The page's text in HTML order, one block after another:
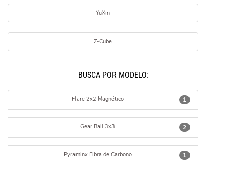
YuXin
Z-Cube
BUSCÁ POR MODELO:
1
Flare 2x2 Magnético
2
Gear Ball 3x3
1
Pyraminx Fibra de Carbono